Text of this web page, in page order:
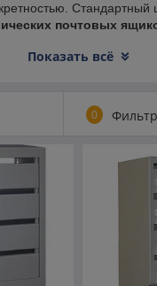
Стандартный
почтовых
почтовые
и получателем
цвета по каталогу RAL.
следует уточнять
самоклеющейся
квартир.
размещать на стене
и вертикально. Т,Е, есть
для узких
Показать всё
0